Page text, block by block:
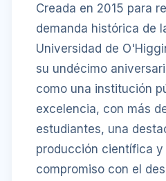
Creada en 2015 para
demanda histórica de
Universidad de
su undécimo
como una institución
excelencia, con más
estudiantes, una
producción científica y
compromiso con el